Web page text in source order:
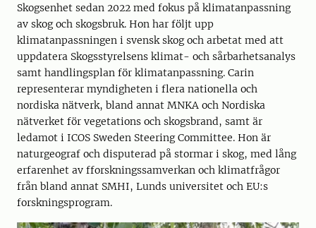
Skogsenhet sedan 2022 med fokus på klimatanpassning
av skog och skogsbruk. Hon har följt upp
klimatanpassningen i svensk skog och arbetat med att
uppdatera Skogsstyrelsens klimat- och sårbarhetsanalys
samt handlingsplan för klimatanpassning. Carin
representerar myndigheten i flera nationella och
nordiska nätverk, bland annat MNKA och Nordiska
nätverket för vegetations och skogsbrand, samt är
ledamot i ICOS Sweden Steering Committee. Hon är
naturgeograf och disputerad på stormar i skog, med lång
erfarenhet av fforskningssamverkan och klimatfrågor
från bland annat SMHI, Lunds universitet och EU:s
forskningsprogram.